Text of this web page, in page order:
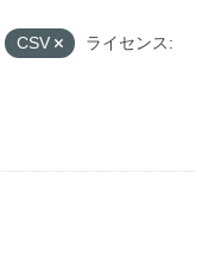
CSV
ライセンス: